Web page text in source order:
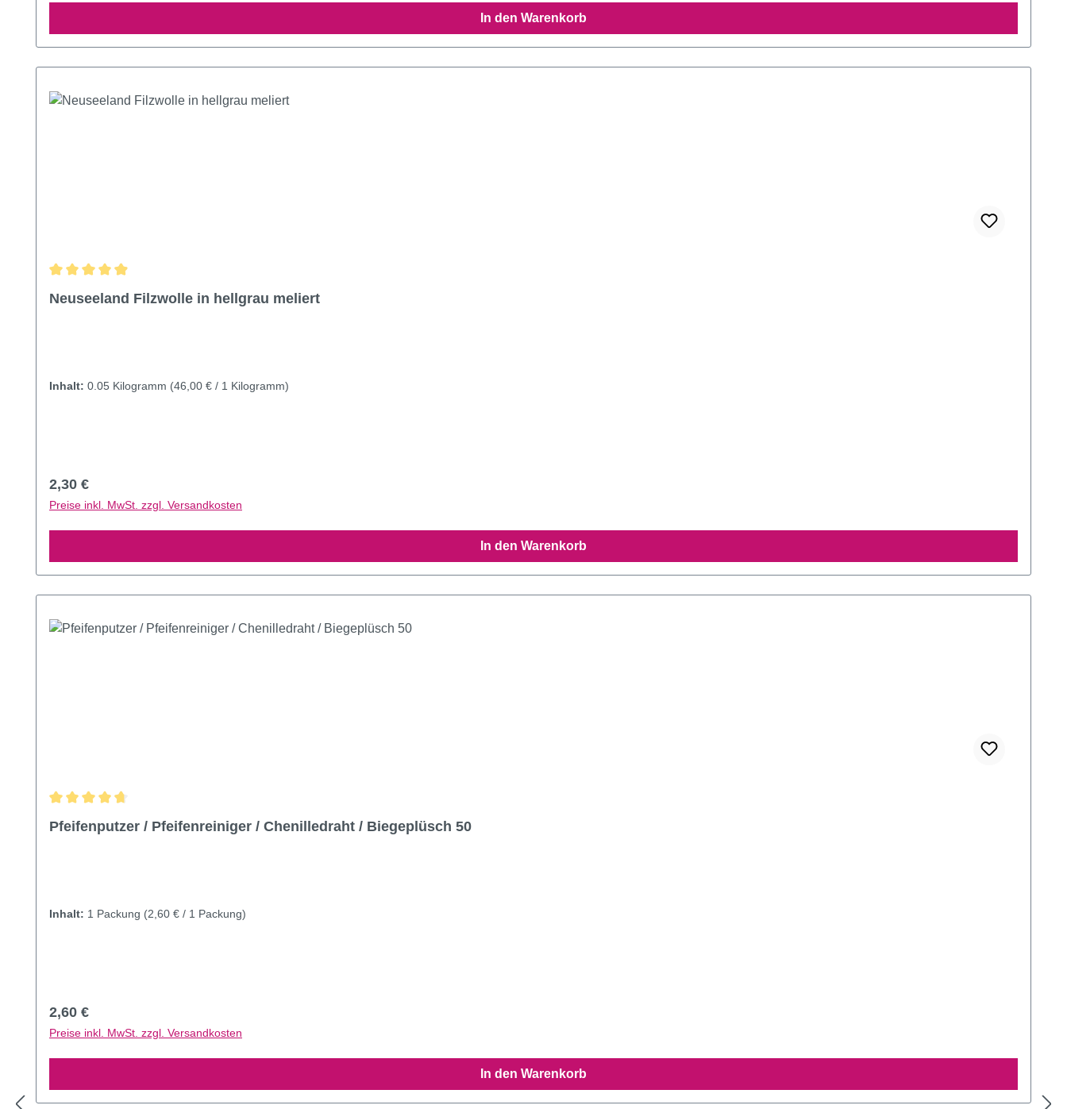
In den Warenkorb
Durchschnittliche Bewertung von 4.97 von 5 Sternen
Neuseeland Filzwolle in hellgrau meliert
Inhalt: 0.05 Kilogramm (46,00 € / 1 Kilogramm)
Regulärer Preis:
2,30 €
Preise inkl. MwSt. zzgl. Versandkosten
In den Warenkorb
Durchschnittliche Bewertung von 4.85 von 5 Sternen
Pfeifenputzer / Pfeifenreiniger / Chenilledraht / Biegeplüsch 50
Inhalt: 1 Packung (2,60 € / 1 Packung)
Regulärer Preis:
2,60 €
Preise inkl. MwSt. zzgl. Versandkosten
In den Warenkorb